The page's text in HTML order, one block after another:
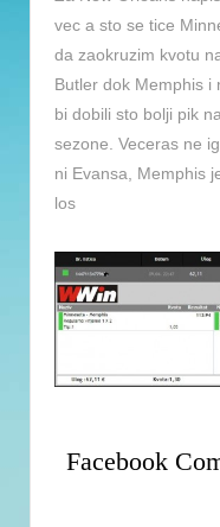
vec a sto se tice
da zaokruzim kvotu
Butler dok Memphis i
bi dobili sto bolji pik
sezone. Veceras ne
ni Evansa, Memphis
los
Facebook